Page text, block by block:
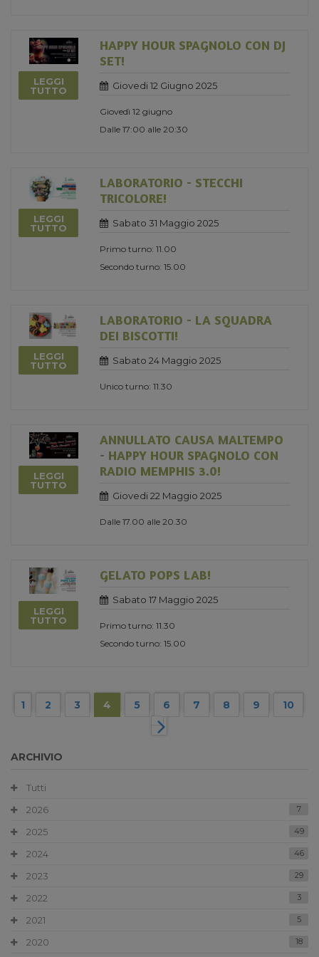
LEGGI
TUTTO
HAPPY HOUR SPAGNOLO CON DJ
SET!
Giovedi 12 Giugno 2025
Giovedì 12 giugno
Dalle 17:00 alle 20:30
LEGGI
TUTTO
LABORATORIO - STECCHI
TRICOLORE!
Sabato 31 Maggio 2025
Primo turno: 11.00
Secondo turno: 15.00
LEGGI
TUTTO
LABORATORIO - LA SQUADRA
DEI BISCOTTI!
Sabato 24 Maggio 2025
Unico turno: 11.30
LEGGI
TUTTO
ANNULLATO CAUSA MALTEMPO
- HAPPY HOUR SPAGNOLO CON
RADIO MEMPHIS 3.0!
Giovedi 22 Maggio 2025
Dalle 17.00 alle 20.30
LEGGI
TUTTO
GELATO POPS LAB!
Sabato 17 Maggio 2025
Primo turno: 11.30
Secondo turno: 15.00
1 2 3 4 5 6 7 8 9 10
ARCHIVIO
Tutti
2026
7
2025 49
2024 46
2023 29
2022 3
2021 5
2020 18